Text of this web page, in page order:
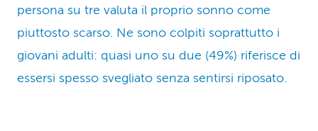
persona su tre valuta il proprio sonno come
piuttosto scarso. Ne sono colpiti soprattutto i
giovani adulti: quasi uno su due (49%) riferisce di
essersi spesso svegliato senza sentirsi riposato.